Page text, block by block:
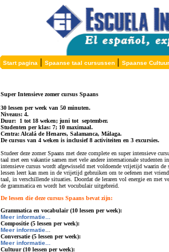
Start pagina | Spaanse taal cursussen | Spaanse Cultuur
Super Intensieve zomer cursus Spaans
30 lessen per week van 50 minuten.
Niveaus: 4.
Duur: 1 tot 18 weken; juni tot september.
Studenten per klas: 7; 10 maximaal.
Centra: Alcalá de Henares, Salamanca, Málaga.
De cursus van 4 weken is inclusief 8 activiteiten en 3 excursies.
Studeer deze zomer Spaans met deze complete en super intensieve
taal met een vakantie samen met vele andere internationale
intensieve cursus wordt afgewisseld met voldoende vrijetijd waarin
lessen leert kan men in de vrijetijd gebruiken om te oefenen met
taal, in verschillende situaties. Doordat de leraren vol energie en met
de grammatica en wordt het vocubulair uitgebreid.
De lessen die deze cursus Spaans bevat zijn:
Grammatica en vocabulair (10 lessen per week):
Meer informatie...
Compositie (5 lessen per week):
Meer informatie
Conversatie (5 lessen per week):
Meer informatie...
Cultuur (10 lessen per week):